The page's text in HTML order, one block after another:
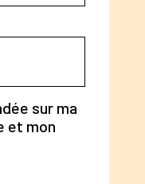
sur ma
et mon